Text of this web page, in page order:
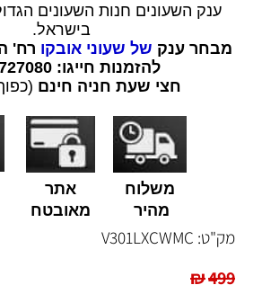
ענק השעונים חנות השעונים
בישראל.
מבחר ענק של שעוני אובקו רח' הרצל
להזמנות חייגו: 03-6727080
חצי שעת חניה חינם
משלוח
מהיר
אתר
מאובטח
מק"ט: V301LXCWMC
₪499